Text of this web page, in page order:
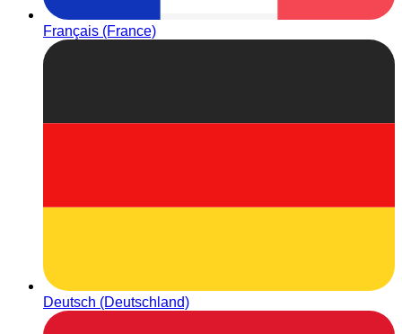
Français (France)
Deutsch (Deutschland)